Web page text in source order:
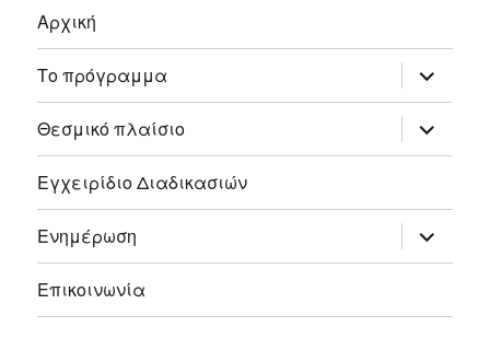
Αρχική
Το πρόγραμμα
expand
child
menu
Θεσμικό πλαίσιο
expand
child
menu
Εγχειρίδιο Διαδικασιών
Ενημέρωση
expand
child
menu
Επικοινωνία